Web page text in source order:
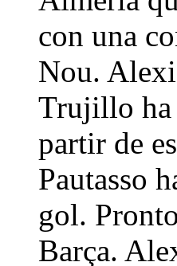
con una
Nou.
Trujillo ha
partir de
Pautasso
gol.
Barça.